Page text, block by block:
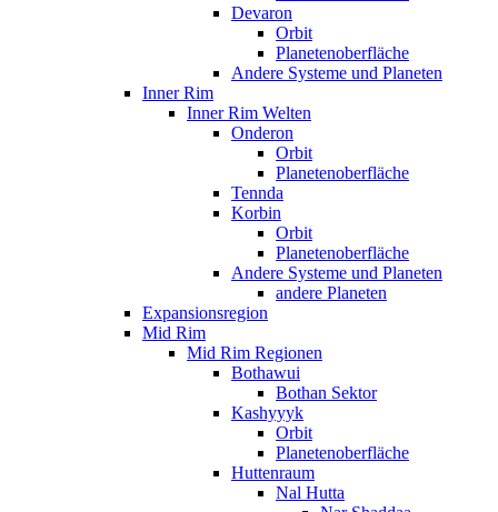
Devaron
Orbit
Planetenoberfläche
Andere Systeme und Planeten
Inner Rim
Inner Rim Welten
Onderon
Orbit
Planetenoberfläche
Tennda
Korbin
Orbit
Planetenoberfläche
Andere Systeme und Planeten
andere Planeten
Expansionsregion
Mid Rim
Mid Rim Regionen
Bothawui
Bothan Sektor
Kashyyyk
Orbit
Planetenoberfläche
Huttenraum
Nal Hutta